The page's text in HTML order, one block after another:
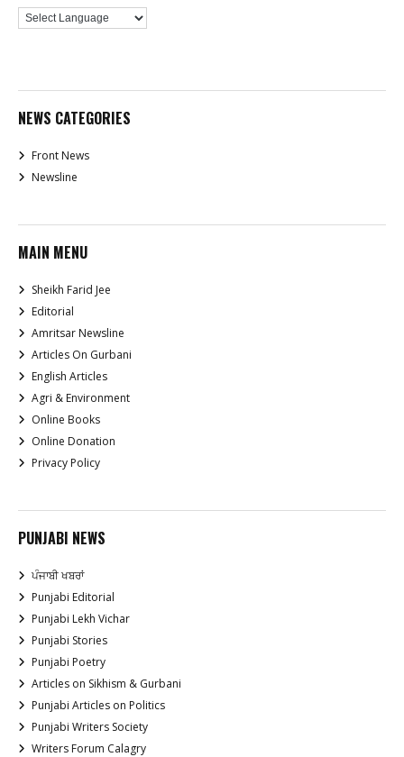
NEWS CATEGORIES
Front News
Newsline
MAIN MENU
Sheikh Farid Jee
Editorial
Amritsar Newsline
Articles On Gurbani
English Articles
Agri & Environment
Online Books
Online Donation
Privacy Policy
PUNJABI NEWS
ਪੰਜਾਬੀ ਖਬਰਾਂ
Punjabi Editorial
Punjabi Lekh Vichar
Punjabi Stories
Punjabi Poetry
Articles on Sikhism & Gurbani
Punjabi Articles on Politics
Punjabi Writers Society
Writers Forum Calagry